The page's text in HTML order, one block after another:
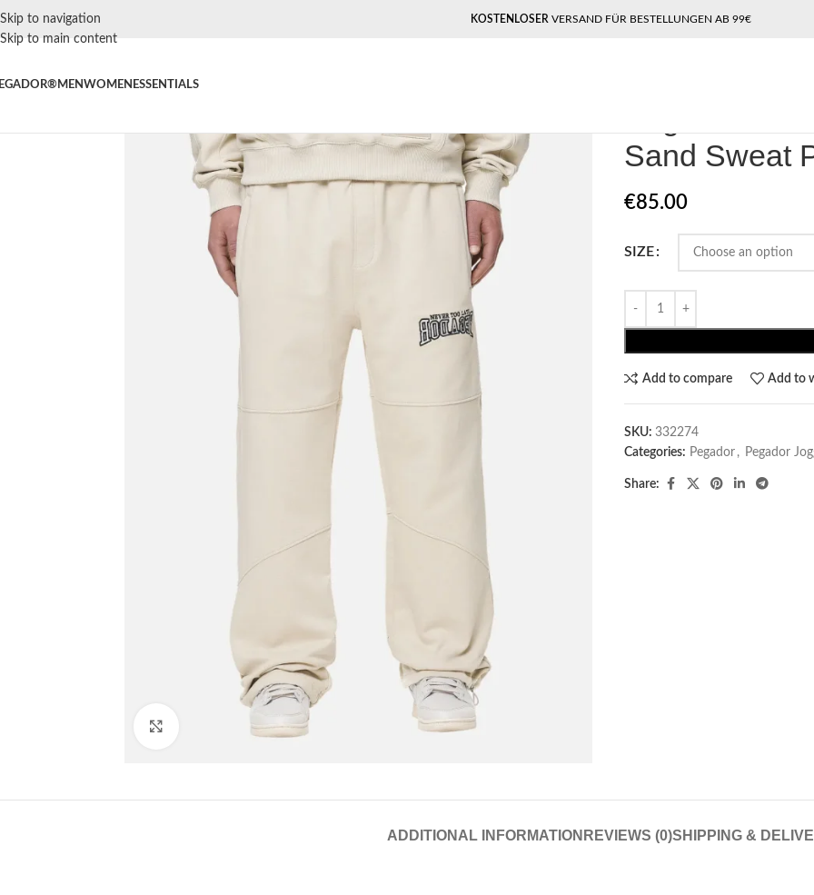
Skip to navigation
Skip to main content
KOSTENLOSER VERSAND FÜR BESTELLUNGEN AB 99€
MENWOMEN ESSENTIALS
Click to enlarge
Sand Sweat
€85.00
SIZE
Add to compare Add to
SKU: 332274
Categories: Pegador​ , Pegador
Share:
ADDITIONAL INFORMATION REVIEWS (0)SHIPPING &